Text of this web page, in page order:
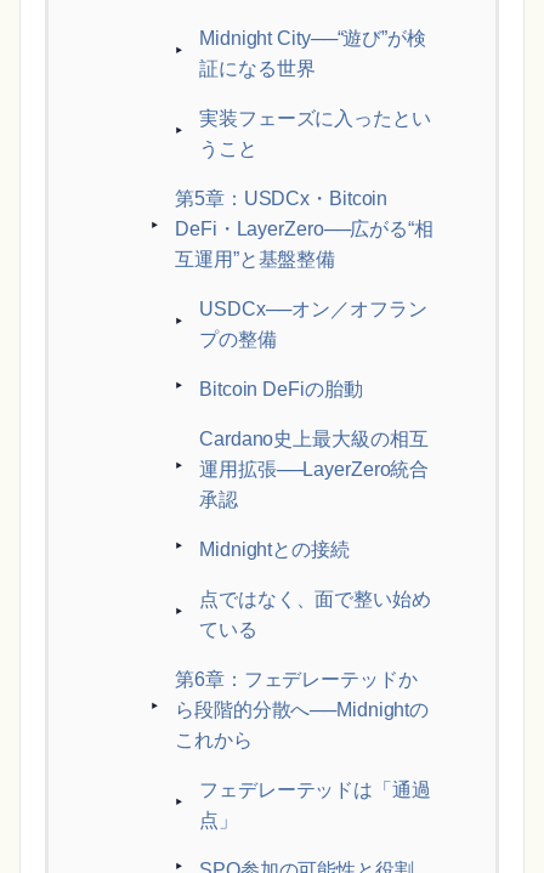
Midnight City──“遊び”が検
証になる世界
実装フェーズに入ったとい
うこと
第5章：USDCx・Bitcoin
DeFi・LayerZero──広がる“相
互運用”と基盤整備
USDCx──オン／オフラン
プの整備
Bitcoin DeFiの胎動
Cardano史上最大級の相互
運用拡張──LayerZero統合
承認
Midnightとの接続
点ではなく、面で整い始め
ている
第6章：フェデレーテッドか
ら段階的分散へ──Midnightの
これから
フェデレーテッドは「通過
点」